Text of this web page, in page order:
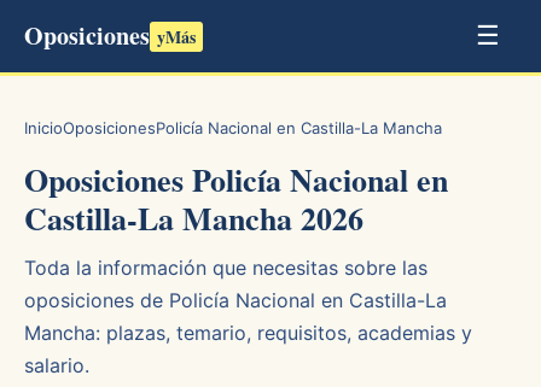
Oposiciones yMás ☰
InicioOposicionesPolicía Nacional en Castilla-La Mancha
Oposiciones Policía Nacional en
Castilla-La Mancha 2026
Toda la información que necesitas sobre las
oposiciones de Policía Nacional en Castilla-La
Mancha: plazas, temario, requisitos, academias y
salario.